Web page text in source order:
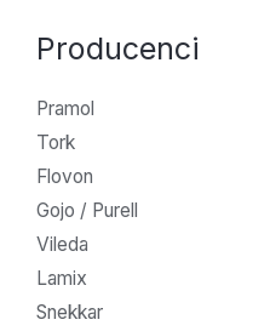
Producenci
Pramol
Tork
Flovon
Gojo / Purell
Vileda
Lamix
Snekkar